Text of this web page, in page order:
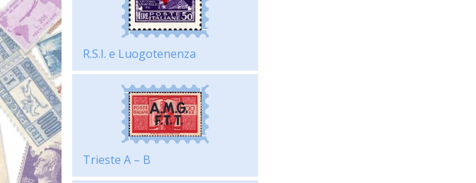
R.S.I. e Luogotenenza
Trieste A – B